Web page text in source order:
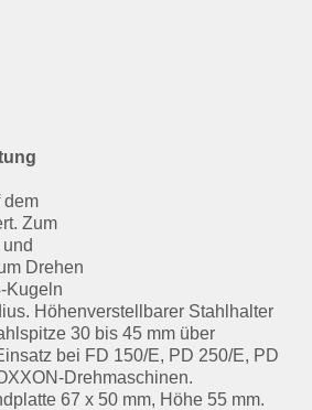
dem
Zum
Drehen
Kugeln
Höhenverstellbarer Stahlhalter
30 bis 45 mm über
bei FD 150/E, PD 250/E, PD
Drehmaschinen.
67 x 50 mm, Höhe 55 mm.